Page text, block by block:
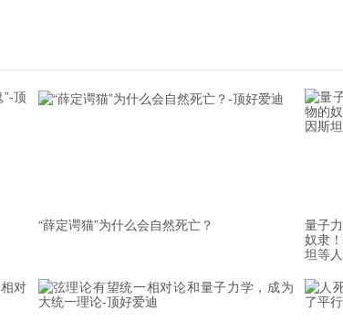
区域是完全不透明的。
虽然历经80多年之久，但从未被实验证实过。而如
“薛定谔猫”为什么会自然死亡？
量子
奴隶
坦等